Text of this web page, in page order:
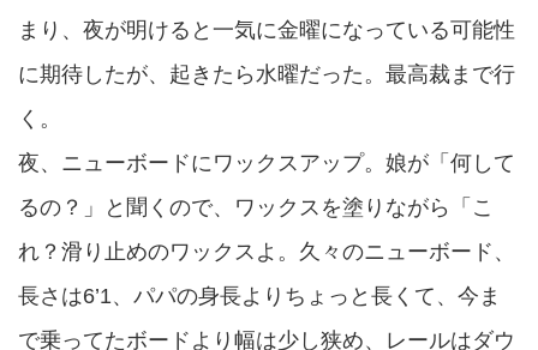
まり、夜が明けると一気に金曜になっている可能性
に期待したが、起きたら水曜だった。最高裁まで行
く。
夜、ニューボードにワックスアップ。娘が「何して
るの？」と聞くので、ワックスを塗りながら「こ
れ？滑り止めのワックスよ。久々のニューボード、
長さは6’1、パパの身長よりちょっと長くて、今ま
で乗ってたボードより幅は少し狭め、レールはダウ